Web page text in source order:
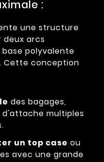
:
une structure
arcs
polyvalente
Cette conception
des bagages,
multiples
un top case ou
avec une grande